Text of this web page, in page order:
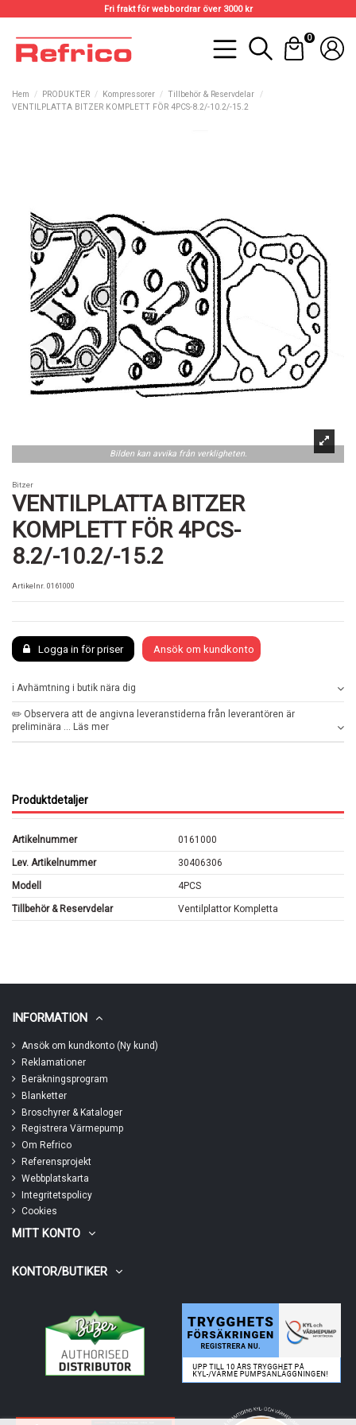
Fri frakt för webbordrar över 3000 kr
0
Hem PRODUKTER Kompressorer
Tillbehör & Reservdelar
VENTILPLATTA BITZER KOMPLETT FÖR 4PCS-8.2/-10.2/-15.2
Bilden kan avvika från verkligheten.
Bitzer
VENTILPLATTA BITZER
KOMPLETT FÖR 4PCS-
8.2/-10.2/-15.2
Artikelnr. 0161000
Logga in för priser Ansök om kundkonto
ℹ️ Avhämtning i butik nära dig
✏️ Observera att de angivna leveranstiderna från leverantören är
preliminära ... Läs mer
Produktdetaljer
Artikelnummer 0161000
Lev. Artikelnummer 30406306
Modell 4PCS
Tillbehör & Reservdelar Ventilplattor Kompletta
INFORMATION
Ansök om kundkonto (Ny kund)
Reklamationer
Beräkningsprogram
Blanketter
Broschyrer & Kataloger
Registrera Värmepump
Om Refrico
Referensprojekt
Webbplatskarta
Integritetspolicy
Cookies
MITT KONTO
KONTOR/BUTIKER